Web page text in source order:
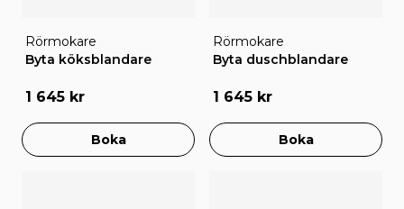
Rörmokare
Byta köksblandare
1 645 kr
Boka
Rörmokare
Byta duschblandare
1 645 kr
Boka